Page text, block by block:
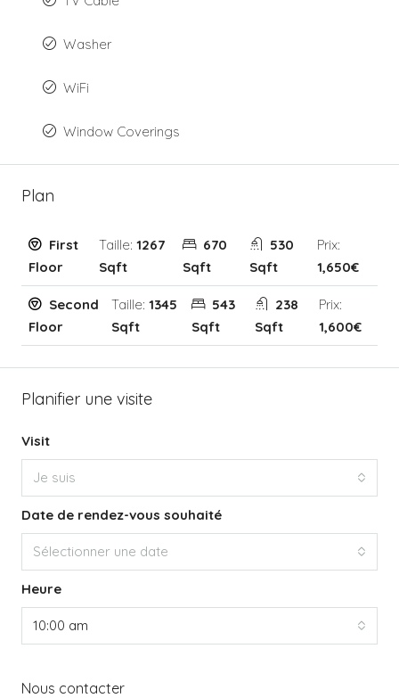
Washer
WiFi
Window Coverings
Plan
First
Floor
Taille: 1267
Sqft
670
Sqft
530
Sqft
Prix:
1,650€
Second
Floor
Taille: 1345
Sqft
543
Sqft
238
Sqft
Prix:
1,600€
Planifier une visite
Visit
Je suis
Date de rendez-vous souhaité
Sélectionner une date
Heure
10:00 am
Nous contacter